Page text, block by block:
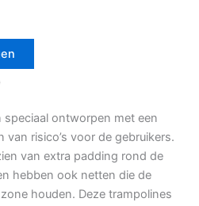
ontworpen met een
risico’s voor de gebruikers.
van extra padding rond de
hebben ook netten die de
houden. Deze trampolines